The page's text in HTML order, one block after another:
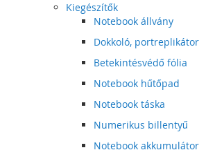
Kiegészítők
Notebook állvány
Dokkoló, portreplikátor
Betekintésvédő fólia
Notebook hűtőpad
Notebook táska
Numerikus billentyű
Notebook akkumulátor